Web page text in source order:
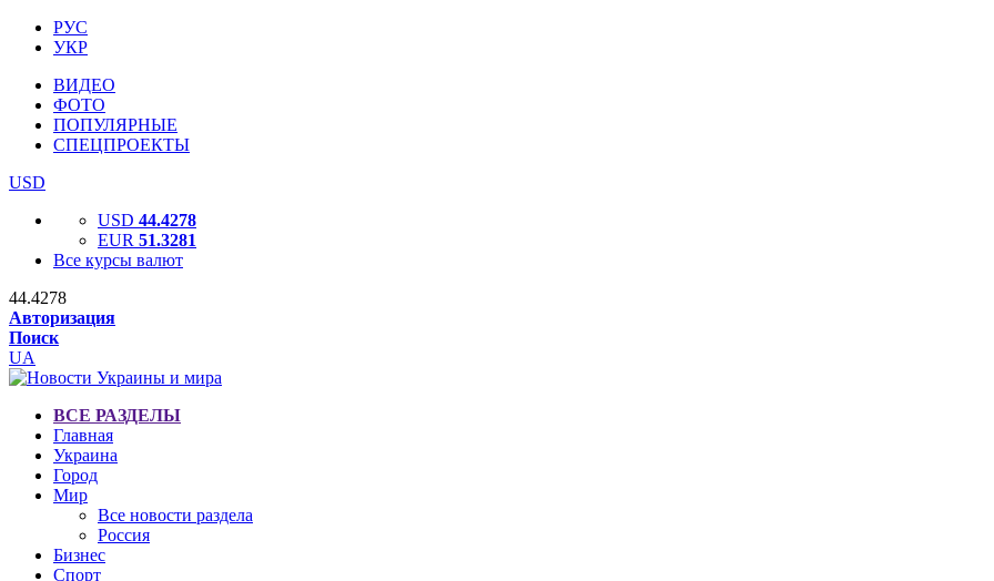
РУС
УКР
ВИДЕО
ФОТО
ПОПУЛЯРНЫЕ
СПЕЦПРОЕКТЫ
USD
USD 44.4278
EUR 51.3281
Все курсы валют
44.4278
Авторизация
Поиск
UA
ВСЕ РАЗДЕЛЫ
Главная
Украина
Город
Мир
Все новости раздела
Россия
Бизнес
Спорт